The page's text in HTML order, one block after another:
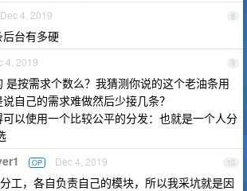
8
Dec 4, 2019
台有多硬
9
4, 2019
是按需求个数么？我猜测你说的这个老油条用
自己的需求难做然后少接几条？
以使用一个比较公平的分发：也就是一个人分
10
OP Dec 4, 2019
工，各自负责自己的模块，所以我采坑就是因